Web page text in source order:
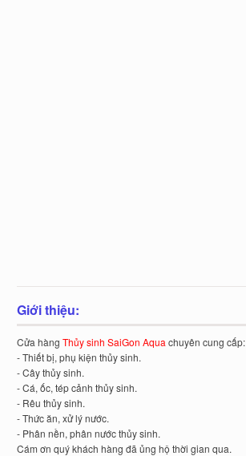
Giới thiệu:
Cửa hàngThủy sinh SaiGon Aquachuyên cung cấp:
- Thiết bị, phụ kiện thủy sinh.
- Cây thủy sinh.
- Cá, ốc, tép cảnh thủy sinh.
- Rêu thủy sinh.
- Thức ăn, xử lý nước.
- Phân nền, phân nước thủy sinh.
Cám ơn quý khách hàng đã ủng hộ thời gian qua.